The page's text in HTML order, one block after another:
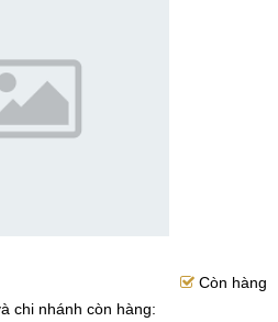
Còn hàng
chi nhánh còn hàng: